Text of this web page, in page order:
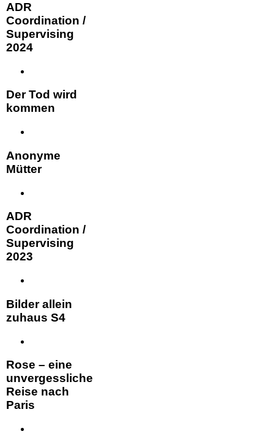
ADR
Coordination /
Supervising
2024
Der Tod wird
kommen
Anonyme
Mütter
ADR
Coordination /
Supervising
2023
Bilder allein
zuhaus S4
Rose – eine
unvergessliche
Reise nach
Paris